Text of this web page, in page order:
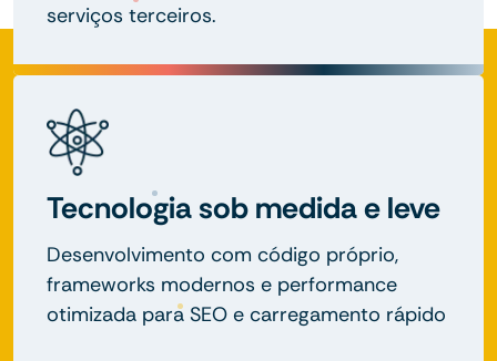
serviços terceiros.
Tecnologia sob medida e leve
Desenvolvimento com código próprio,
frameworks modernos e performance
otimizada para SEO e carregamento rápido